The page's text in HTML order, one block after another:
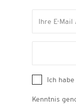
Ich habe
Kenntnis